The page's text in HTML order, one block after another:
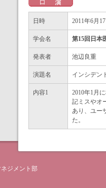
日時 2011年6月
学会名 第15回日本
発表者 池辺良重
演題名 インシデン
内容1
2010年1月
記ミスやオ
あり、ユー
た。
ジメント部